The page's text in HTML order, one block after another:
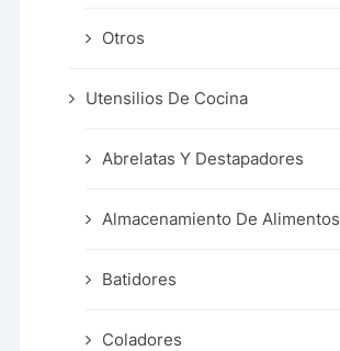
Otros
Utensilios De Cocina
Abrelatas Y Destapadores
Almacenamiento De Alimentos
Batidores
Coladores